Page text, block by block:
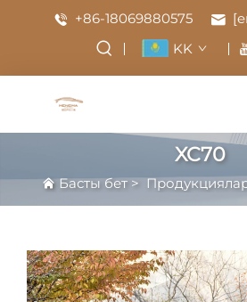
+86-18069880575
KK
XC70
Басты бет >